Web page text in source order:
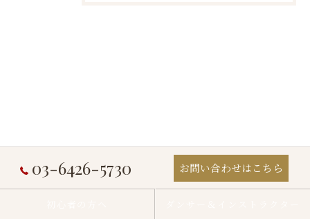
03-6426-5730 お問い合わせはこちら